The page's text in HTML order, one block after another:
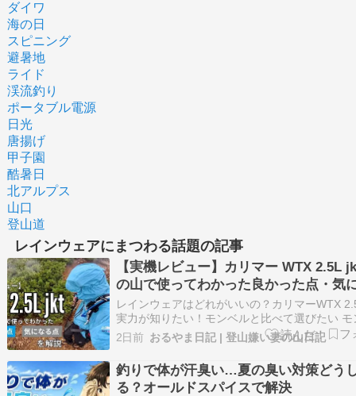
ダイワ
海の日
スピニング
避暑地
ライド
渓流釣り
ポータブル電源
日光
唐揚げ
甲子園
酷暑日
北アルプス
山口
登山道
レインウェアにまつわる話題の記事
【実機レビュー】カリマー WTX 2.5L
の山で使ってわかった良かった点・気
点
レインウェアはどれがいいの？カリマーWTX
実力が知りたい！モンベルと比べて選びたい モ
のストームクルーザーを13年使い続けてきた筆
とに、カリマーのレインウェア「WTX 2.5L jkt
す機会が舞い込みました。 雨の上高地で1時間
わかったのは、…
2日前 おるやま日記 | 登山嫌い妻の山日記
釣りで体が汗臭い…夏の臭い対策どう
る？オールドスパイスで解決